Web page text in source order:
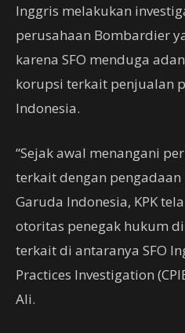
Inggris melakukan
perusahaan Bombardier
karena SFO menduga
korupsi terkait penjualan
Indonesia.
“Sejak awal menangani
terkait dengan pengadaan
Garuda Indonesia, KPK
otoritas penegak hukum
terkait di antaranya SFO
Practices Investigation
Ali.